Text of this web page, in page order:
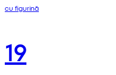
cu figurină
19